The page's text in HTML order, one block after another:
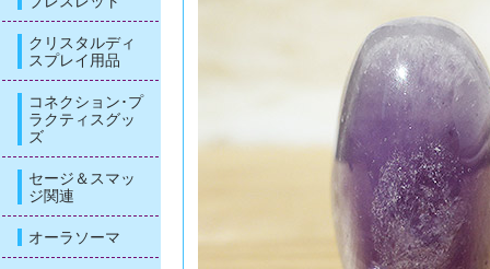
クリスタルディ
スプレイ用品
コネクション･プ
ラクティスグッ
ズ
セージ＆スマッ
ジ関連
オーラソーマ